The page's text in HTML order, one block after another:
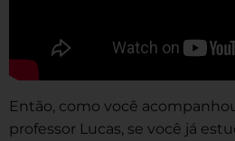
Então, como você
professor Lucas, se você já